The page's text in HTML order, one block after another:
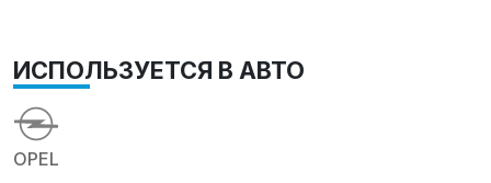
ИСПОЛЬЗУЕТСЯ В АВТО
OPEL